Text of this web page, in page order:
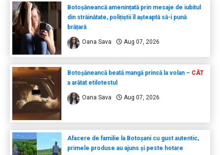
Botoșăneancă amenințată prin mesaje de iubitul
din străinătate, polițiștii îl așteaptă să-i pună
brățară
Oana Sava Aug 07, 2026
Botoșăneancă beată mangă prinsă la volan – CÂT
a arătat etilotestul
Oana Sava Aug 07, 2026
Afacere de familie la Botoșani cu gust autentic,
primele produse au ajuns și peste hotare